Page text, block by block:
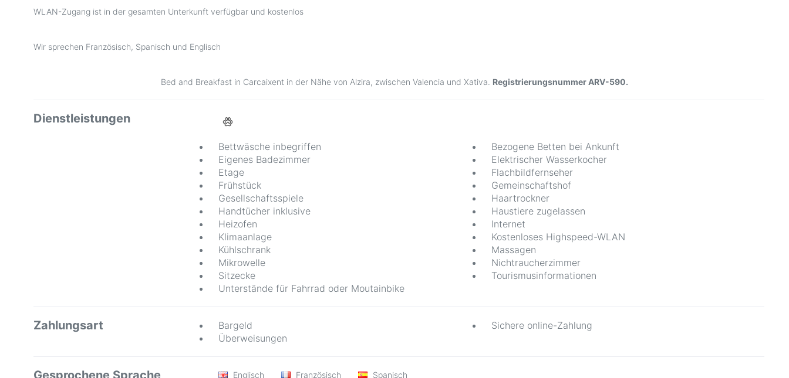
WLAN-Zugang ist in der gesamten Unterkunft verfügbar und kostenlos
Wir sprechen Französisch, Spanisch und Englisch
Bed and Breakfast in Carcaixent in der Nähe von Alzira, zwischen Valencia und Xativa. Registrierungsnummer ARV-590.
Dienstleistungen
Bettwäsche inbegriffen
Bezogene Betten bei Ankunft
Eigenes Badezimmer
Elektrischer Wasserkocher
Etage
Flachbildfernseher
Frühstück
Gemeinschaftshof
Gesellschaftsspiele
Haartrockner
Handtücher inklusive
Haustiere zugelassen
Heizofen
Internet
Klimaanlage
Kostenloses Highspeed-WLAN
Kühlschrank
Massagen
Mikrowelle
Nichtraucherzimmer
Sitzecke
Tourismusinformationen
Unterstände für Fahrrad oder Moutainbike
Zahlungsart Bargeld
Sichere online-Zahlung
Überweisungen
Gesprochene Sprache Englisch Französisch Spanisch